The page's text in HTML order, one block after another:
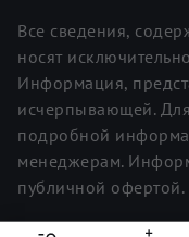
Все сведения,
носят
Информация,
исчерпывающей.
подробной
менеджерам.
публичной офертой.